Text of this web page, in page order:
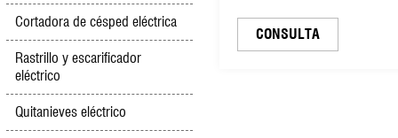
Cortadora de césped eléctrica
Rastrillo y escarificador
eléctrico
Quitanieves eléctrico
cuchillas y silenciosa
(EGS013)
CONSULTA